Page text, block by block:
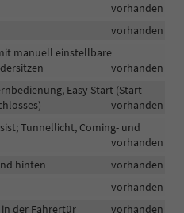
vorhanden
vorhanden
manuell einstellbare
vorhanden
Easy Start (Start-
vorhanden
Tunnellicht, Coming- und
vorhanden
hinten
vorhanden
vorhanden
der Fahrertür
vorhanden